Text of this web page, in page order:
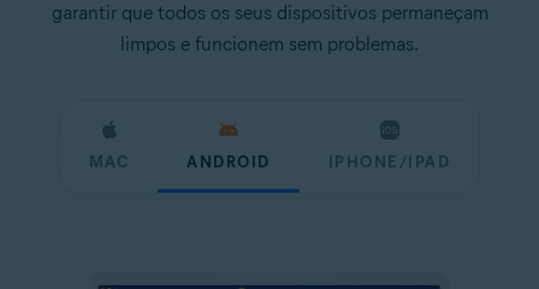
garantir que todos os seus dispositivos permaneçam
limpos e funcionem sem problemas.
MAC ANDROID IPHONE/IPAD